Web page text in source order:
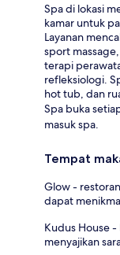
Spa di lokasi
kamar untuk
Layanan
sport
terapi
refleksiologi.
hot tub, dan
Spa buka
masuk spa.
Tempat
Glow -
dapat
Kudus House
menyajikan